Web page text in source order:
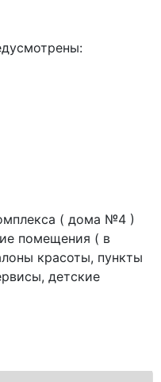
( дома №4 )
помещения ( в
красоты, пункты
детские